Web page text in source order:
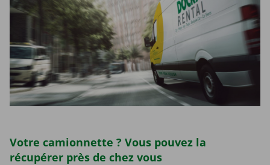
Votre camionnette ? Vous pouvez la
récupérer près de chez vous